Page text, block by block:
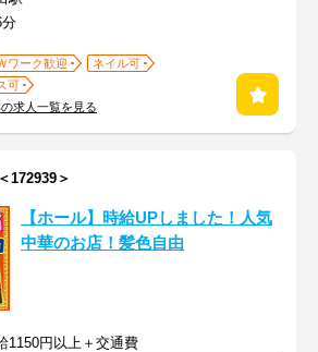
ワーク歓迎
ネイル可
可
求人一覧を見る
172939＞
【ホール】時給UPしました！人気
中華のお店！髪色自由
1150円以上＋交通費